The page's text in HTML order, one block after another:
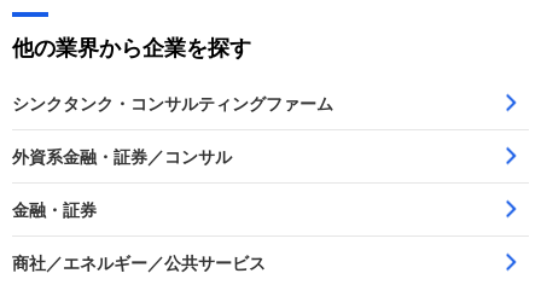
他の業界から企業を探す
シンクタンク・コンサルティングファーム
外資系金融・証券／コンサル
金融・証券
商社／エネルギー／公共サービス